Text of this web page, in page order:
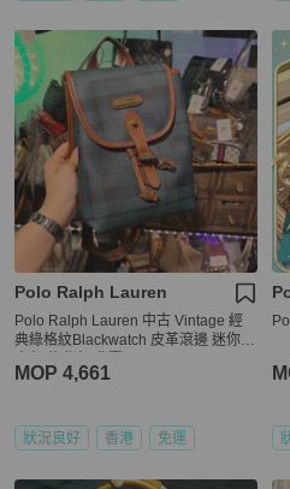
Polo Ralph Lauren
Polo Ralph Lauren 中古 Vintage 經
典綠格紋Blackwatch 皮革滾邊 迷你雙
MOP 4,661
狀況良好 香港 免運